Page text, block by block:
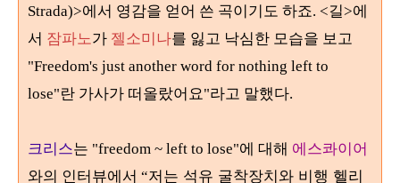
Strada)>에서 영감을 얻어 쓴 곡이기도 하죠. <길>에
서 잠파노가 젤소미나를 잃고 낙심한 모습을 보고
"Freedom's just another word for nothing left to
lose"란 가사가 떠올랐어요"라고 말했다.
크리스는 "freedom ~ left to lose"에 대해 에스콰이어
와의 인터뷰에서 “저는 석유 굴착장치와 비행 헬리